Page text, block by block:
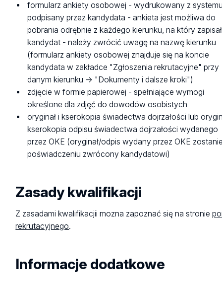
Ogłoszenie wyników kwalifikacji:15-17 lipca 2026
Termin składania dokumentów:18-22 lipca 2026
18.07.2026 godz. 10-16
20.07.2026 godz. 10-16
21.07.2026 godz. 13-18
22.07.2026 godz. 10-16
Ostatni dzień oczekiwania na dokumenty wysłane
pocztą:24 lipca 2026
(decyduje data stempla pocztowego:22 lipca 2026)
Ostateczny termin ogłoszenia informacji o przyjęciu:
limitu:5 sierpnia - 14 września 2026
kierunku:22 września 2026 do godz. 9.00
Ostatni dzień na wprowadzanie wyników:22 września
2026 do godz. 9.00
Termin składania dokumentów: 18-22 września 2026
18.09.2026 (piątek), godz. 16:00-19:30
19.09.2026 (sobota), godz. 9:00-13:00
22.09.2026 (wtorek), godz. 15.30-19:30
Ostatni dzień oczekiwania na dokumenty wysłane
pocztą:24 września 2026
(decyduje data stempla pocztowego:22 września
Ostateczny termin ogłoszenia informacji
formularz ankiety osobowej - wydrukowany z
podpisany przez kandydata - ankieta jest możliwa do
pobrania odrębnie z każdego kierunku, na który
kandydat - należy zwrócić uwagę na nazwę kierunku
(formularz ankiety osobowej znajduje się na koncie
kandydata w zakładce "Zgłoszenia rekrutacyjne" przy
danym kierunku -> "Dokumenty i dalsze kroki")
zdjęcie w formie papierowej - spełniające wymogi
określone dla zdjęć do dowodów osobistych
oryginał i kserokopia świadectwa dojrzałości lub
kserokopia odpisu świadectwa dojrzałości wydanego
przez OKE (oryginał/odpis wydany przez OKE
poświadczeniu zwrócony kandydatowi)
Zasady kwalifikacji
Z zasadami kwalifikacjii mozna zapoznać się na stronie
rekrutacyjnego.
Informacje dodatkowe